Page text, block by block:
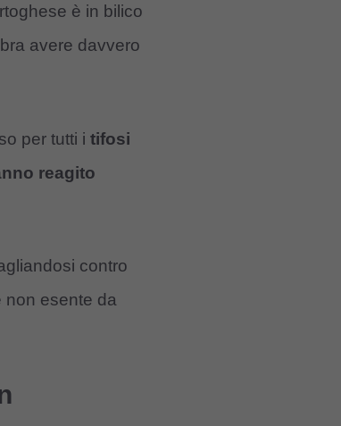
è in bilico
avere davvero
per tutti i tifosi
reagito
contro
non esente da